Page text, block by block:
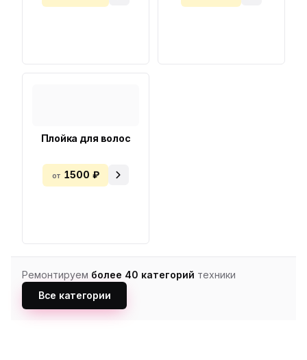
Плойка для волос
от 1500 ₽
Ремонтируем более 40 категорий техники
Все категории